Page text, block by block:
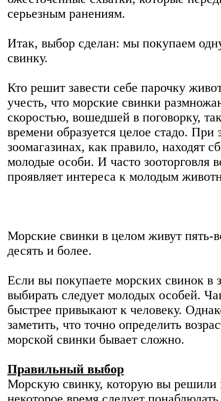
серьезным ранениям.
Итак, выбор сделан: мы покупаем
свинку.
Кто решит завести себе парочку
учесть, что морские свинки
скоростью, вошедшей в поговорку,
времени образуется целое стадо. При
зоомагазинах, как правило, находят
молодые особи. И часто зооторговля
проявляет интереса к молодым
Морские свинки в целом живут пять-
десять и более.
Если вы покупаете морских свинок в
выбирать следует молодых особей.
быстрее привыкают к человеку.
заметить, что точно определить
морской свинки бывает сложно.
Правильный выбор
Морскую свинку, которую вы решили